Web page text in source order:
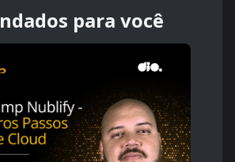
para você